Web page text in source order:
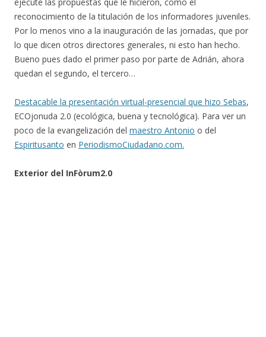
reconocimiento de la titulación de los informadores juveniles.
Por lo menos vino a la inauguración de las jornadas, que por
lo que dicen otros directores generales, ni esto han hecho.
Bueno pues dado el primer paso por parte de Adrián, ahora
quedan el segundo, el tercero…
Destacable la presentación virtual-presencial que hizo Sebas,
ECOjonuda 2.0 (ecológica, buena y tecnológica). Para ver un
poco de la evangelización del maestro Antonio o del
Espiritusanto en PeriodismoCiudadano.com.
Exterior del InFòrum2.0